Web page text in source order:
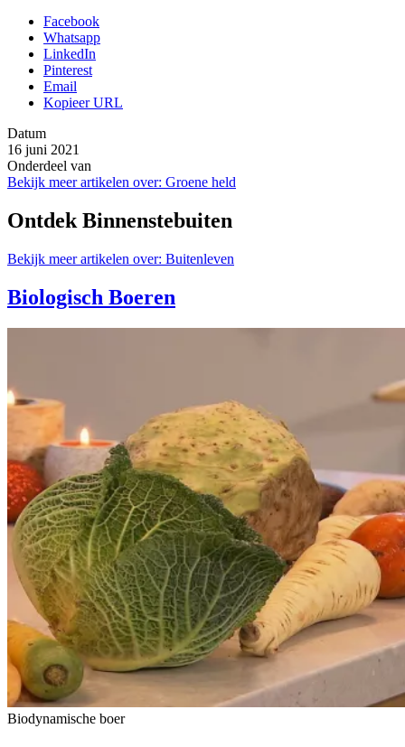
Facebook
Whatsapp
LinkedIn
Pinterest
Email
Kopieer URL
Datum
16 juni 2021
Onderdeel van
Bekijk meer artikelen over: Groene held
Ontdek Binnenstebuiten
Bekijk meer artikelen over: Buitenleven
Biologisch Boeren
Biodynamische boer